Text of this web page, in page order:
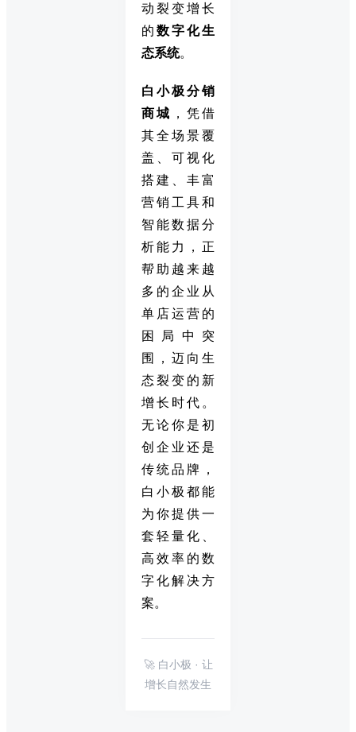
动裂变增长
的 数字化生
态系统。
白小极分销
商城 ，凭借
其全场景覆
盖、可视化
搭建、丰富
营销工具和
智能数据分
析能力，正
帮助越来越
多的企业从
单店运营的
困局中突
围，迈向生
态裂变的新
增长时代。
无论你是初
创企业还是
传统品牌，
白小极都能
为你提供一
套轻量化、
高效率的数
字化解决方
案。
🚀 白小极 · 让
增长自然发生